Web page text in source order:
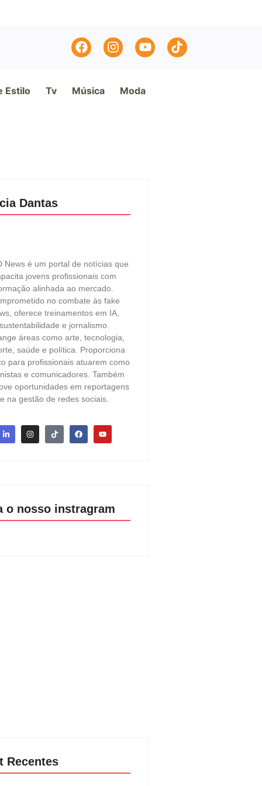
Estilo Tv Música Moda
Dantas
News é um portal de notícias que
jovens profissionais com
alinhada ao mercado.
no combate às fake
oferece treinamentos em IA,
sustentabilidade e jornalismo.
áreas como arte, tecnologia,
saúde e política. Proporciona
para profissionais atuarem como
e comunicadores. Também
oportunidades em reportagens
e na gestão de redes sociais.
o nosso instragram
Recentes